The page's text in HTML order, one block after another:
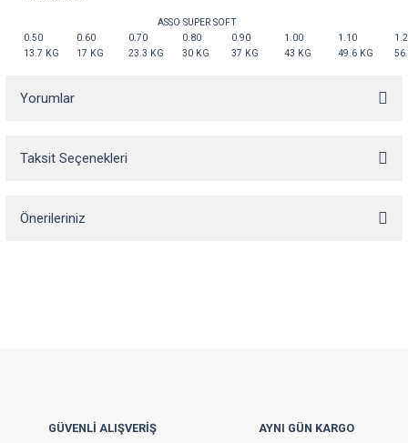
ASSO SUPER SOFT
0.50
0.60 0.70 0.80 0.90 1.00 1.10
13.7 KG
17 KG 23.3 KG 30 KG 37 KG 43 KG 49.6 KG
Yorumlar
Taksit Seçenekleri
Önerileriniz
Ürün fiyatı diğer sitelerden daha pahalı.
GÜVENLİ ALIŞVERİŞ AYNI GÜN KARGO